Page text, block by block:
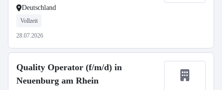
Deutschland
Vollzeit
28.07.2026
Quality Operator (f/m/d) in
Neuenburg am Rhein